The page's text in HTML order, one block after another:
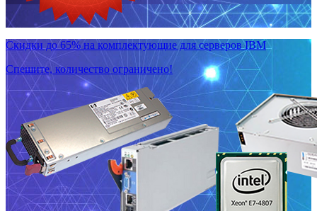
Скидки до 65% на комплектующие для серверов IBM
Спешите, количество ограничено!